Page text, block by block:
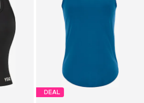
DEAL